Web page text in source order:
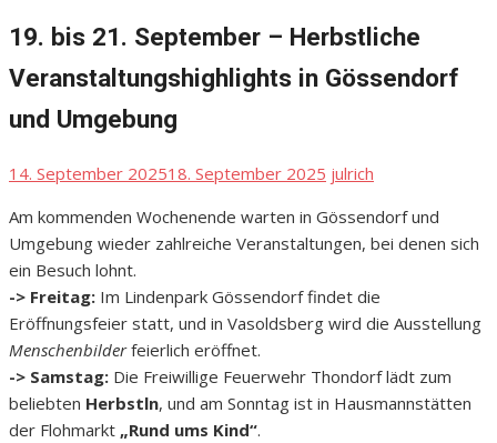
19. bis 21. September – Herbstliche
Veranstaltungshighlights in Gössendorf
und Umgebung
Posted
14. September 202518. September 2025 Author
julrich
Am kommenden Wochenende warten in Gössendorf und
Umgebung wieder zahlreiche Veranstaltungen, bei denen sich
ein Besuch lohnt.
-> Freitag: Im Lindenpark Gössendorf findet die
Eröffnungsfeier statt, und in Vasoldsberg wird die Ausstellung
Menschenbilderfeierlich eröffnet.
-> Samstag: Die Freiwillige Feuerwehr Thondorf lädt zum
beliebten Herbstln, und am Sonntag ist in Hausmannstätten
der Flohmarkt „Rund ums Kind“.